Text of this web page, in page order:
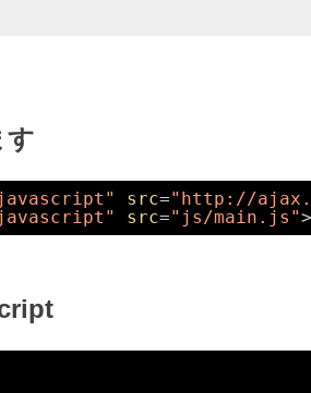
す
src="http://
src="js/main.js"